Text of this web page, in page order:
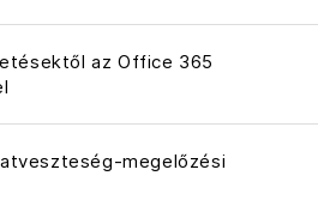
az Office 365
megelőzési